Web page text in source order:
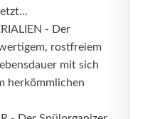
- Der
rostfreiem
mit sich
herkömmlichen